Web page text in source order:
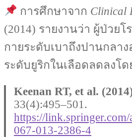
การศึกษาจาก Clinical
(2014) รายงานว่า ผู้ป่วย
กายระดับเบาถึงปานกลา
ระดับยูริกในเลือดลดลงโด
Keenan RT, et al.
33(4):495–501.
https://
067-013-2386-4